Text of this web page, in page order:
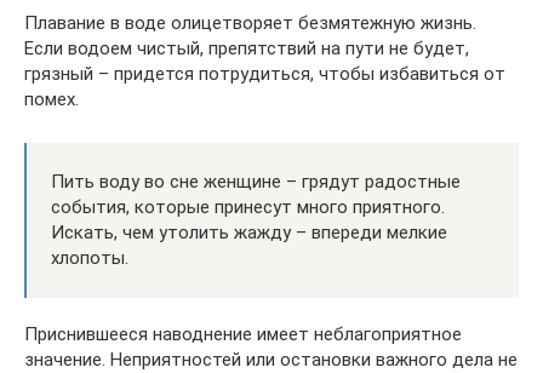
Плавание в воде олицетворяет безмятежную жизнь.
Если водоем чистый, препятствий на пути не будет,
грязный – придется потрудиться, чтобы избавиться от
помех.
Пить воду во сне женщине – грядут радостные
события, которые принесут много приятного.
Искать, чем утолить жажду – впереди мелкие
хлопоты.
Приснившееся наводнение имеет неблагоприятное
значение. Неприятностей или остановки важного дела не